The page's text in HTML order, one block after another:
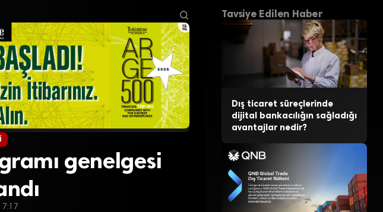
genelgesi
Tavsiye Edilen Haber
Dış ticaret süreçlerinde
dijital bankacılığın sağladığı
avantajlar nedir?